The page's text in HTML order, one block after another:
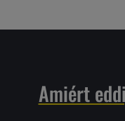
Szállítás,
Visszaküldési
Amiért